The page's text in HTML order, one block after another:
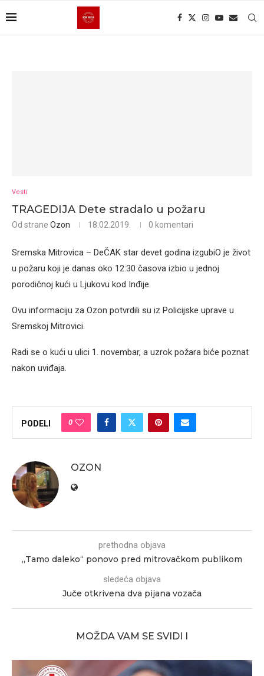
Vesti
TRAGEDIJA Dete stradalo u požaru
Od strane Ozon 18.02.2019. 0 komentari
Sremska Mitrovica – DeČAK star devet godina izgubiO je život
u požaru koji je danas oko 12:30 časova izbio u jednoj
porodičnoj kući u Ljukovu kod Inđije.
Ovu informaciju za Ozon potvrdili su iz Policijske uprave u
Sremskoj Mitrovici.
Radi se o kući u ulici 1. novembar, a uzrok požara biće poznat
nakon uviđaja.
PODELI 0
OZON
prethodna objava
„Tamo daleko“ ponovo pred mitrovačkom publikom
sledeća objava
Juče otkrivena dva pijana vozača
MOŽDA VAM SE SVIDI I